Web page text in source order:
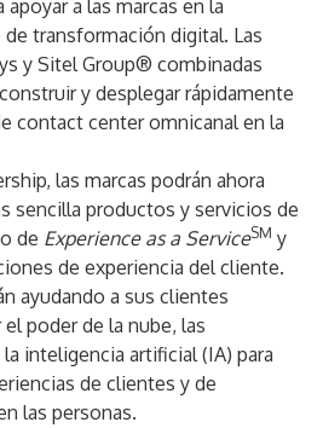
a las marcas en la
transformación digital. Las
y Sitel Group® combinadas
y desplegar rápidamente
contact center omnicanal en la
las marcas podrán ahora
sencilla productos y servicios de
de Experience as a ServiceSM y
de experiencia del cliente.
ayudando a sus clientes
poder de la nube, las
inteligencia artificial (IA) para
de clientes y de
las personas.